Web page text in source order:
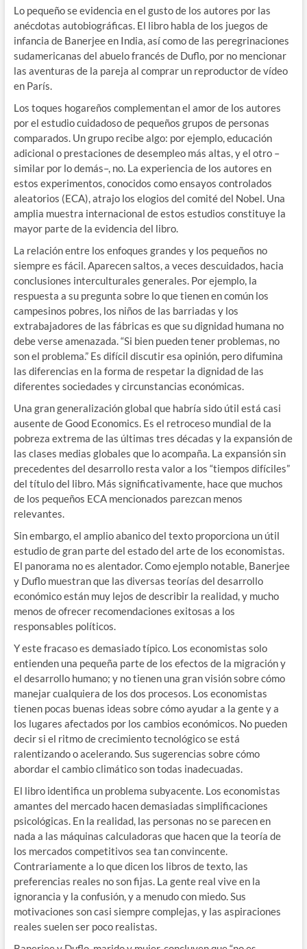
Lo pequeño se evidencia en el gusto de los autores por las
anécdotas autobiográficas. El libro habla de los juegos de
infancia de Banerjee en India, así como de las peregrinaciones
sudamericanas del abuelo francés de Duflo, por no mencionar
las aventuras de la pareja al comprar un reproductor de vídeo
en París.
Los toques hogareños complementan el amor de los autores
por el estudio cuidadoso de pequeños grupos de personas
comparados. Un grupo recibe algo: por ejemplo, educación
adicional o prestaciones de desempleo más altas, y el otro –
similar por lo demás–, no. La experiencia de los autores en
estos experimentos, conocidos como ensayos controlados
aleatorios (ECA), atrajo los elogios del comité del Nobel. Una
amplia muestra internacional de estos estudios constituye la
mayor parte de la evidencia del libro.
La relación entre los enfoques grandes y los pequeños no
siempre es fácil. Aparecen saltos, a veces descuidados, hacia
conclusiones interculturales generales. Por ejemplo, la
respuesta a su pregunta sobre lo que tienen en común los
campesinos pobres, los niños de las barriadas y los
extrabajadores de las fábricas es que su dignidad humana no
debe verse amenazada. “Si bien pueden tener problemas, no
son el problema.” Es difícil discutir esa opinión, pero difumina
las diferencias en la forma de respetar la dignidad de las
diferentes sociedades y circunstancias económicas.
Una gran generalización global que habría sido útil está casi
ausente de Good Economics. Es el retroceso mundial de la
pobreza extrema de las últimas tres décadas y la expansión de
las clases medias globales que lo acompaña. La expansión sin
precedentes del desarrollo resta valor a los “tiempos difíciles”
del título del libro. Más significativamente, hace que muchos
de los pequeños ECA mencionados parezcan menos
relevantes.
Sin embargo, el amplio abanico del texto proporciona un útil
estudio de gran parte del estado del arte de los economistas.
El panorama no es alentador. Como ejemplo notable, Banerjee
y Duflo muestran que las diversas teorías del desarrollo
económico están muy lejos de describir la realidad, y mucho
menos de ofrecer recomendaciones exitosas a los
responsables políticos.
Y este fracaso es demasiado típico. Los economistas solo
entienden una pequeña parte de los efectos de la migración y
el desarrollo humano; y no tienen una gran visión sobre cómo
manejar cualquiera de los dos procesos. Los economistas
tienen pocas buenas ideas sobre cómo ayudar a la gente y a
los lugares afectados por los cambios económicos. No pueden
decir si el ritmo de crecimiento tecnológico se está
ralentizando o acelerando. Sus sugerencias sobre cómo
abordar el cambio climático son todas inadecuadas.
El libro identifica un problema subyacente. Los economistas
amantes del mercado hacen demasiadas simplificaciones
psicológicas. En la realidad, las personas no se parecen en
nada a las máquinas calculadoras que hacen que la teoría de
los mercados competitivos sea tan convincente.
Contrariamente a lo que dicen los libros de texto, las
preferencias reales no son fijas. La gente real vive en la
ignorancia y la confusión, y a menudo con miedo. Sus
motivaciones son casi siempre complejas, y las aspiraciones
reales suelen ser poco realistas.